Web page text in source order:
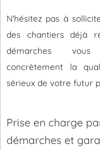
N'hésitez pas à
des chantiers déjà
démarches
concrètement la
sérieux de votre futur
Prise en charge
démarches et